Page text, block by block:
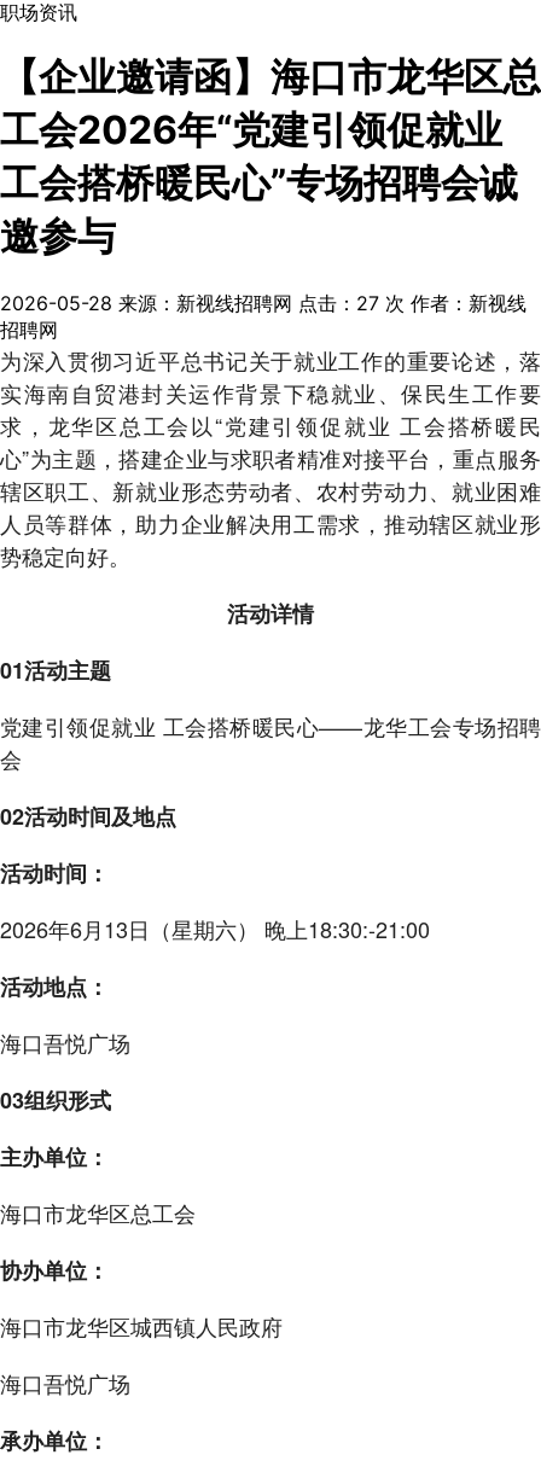
职场资讯
【企业邀请函】海口市龙华区总
工会2026年“党建引领促就业
工会搭桥暖民心”专场招聘会诚
邀参与
2026-05-28 来源：新视线招聘网 点击： 27 次 作者：新视线
招聘网
为深入贯彻习近平总书记关于就业工作的重要论述，落
实海南自贸港封关运作背景下稳就业、保民生工作要
求，龙华区总工会以“党建引领促就业 工会搭桥暖民
心”为主题，搭建企业与求职者精准对接平台，重点服务
辖区职工、新就业形态劳动者、农村劳动力、就业困难
人员等群体，助力企业解决用工需求，推动辖区就业形
势稳定向好。
活动详情
01活动主题
党建引领促就业 工会搭桥暖民心——龙华工会专场招聘
会
02活动时间及地点
活动时间：
2026年6月13日（星期六） 晚上18:30:-21:00
活动地点：
海口吾悦广场
03组织形式
主办单位：
海口市龙华区总工会
协办单位：
海口市龙华区城西镇人民政府
海口吾悦广场
承办单位：